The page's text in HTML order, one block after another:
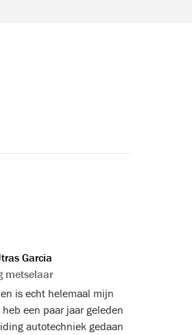
is echt helemaal mijn
een paar jaar geleden
autotechniek gedaan
Garcia
metselaar